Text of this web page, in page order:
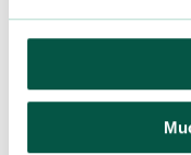
Martha...